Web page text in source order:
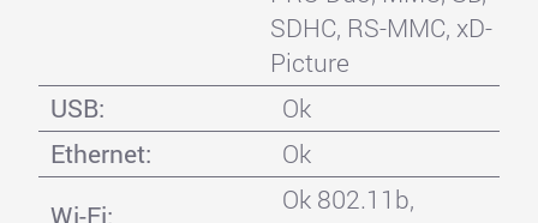
SDHC, RS-MMC, xD-
Picture
USB:
Ok
Ethernet:
Ok
Wi-Fi:
Ok 802.11b,